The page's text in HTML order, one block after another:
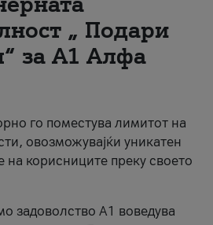
„ Подари
за А1 Алфа
го поместува лимитот на
овозможувајќи уникатен
на корисниците преку своето
задоволство А1 воведува